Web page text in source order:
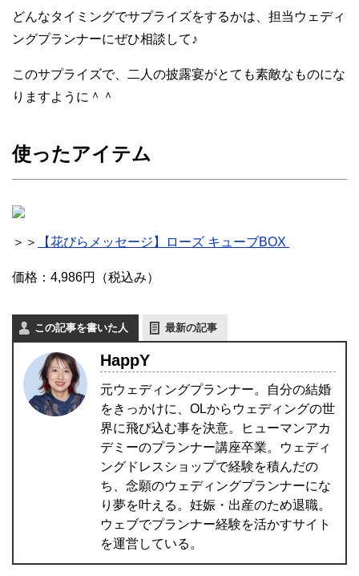
どんなタイミングでサプライズをするかは、担当ウェディ
ングプランナーにぜひ相談して♪
このサプライズで、二人の披露宴がとても素敵なものにな
りますように＾＾
使ったアイテム
＞＞ 【花びらメッセージ】ローズ キューブBOX
価格：4,986円（税込み）
この記事を書いた人 最新の記事
HappY
元ウェディングプランナー。自分の結婚
をきっかけに、OLからウェディングの世
界に飛び込む事を決意。ヒューマンアカ
デミーのプランナー講座卒業。ウェディ
ングドレスショップで経験を積んだの
ち、念願のウェディングプランナーにな
り夢を叶える。妊娠・出産のため退職。
ウェブでプランナー経験を活かすサイト
を運営している。